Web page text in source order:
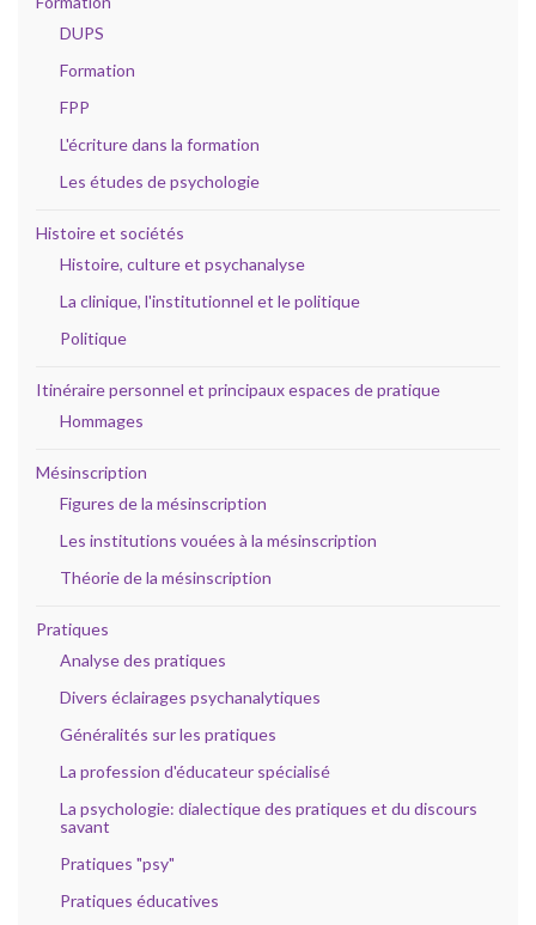
DUPS
Formation
FPP
L'écriture dans la formation
Les études de psychologie
Histoire et sociétés
Histoire, culture et psychanalyse
La clinique, l'institutionnel et le politique
Politique
Itinéraire personnel et principaux espaces de pratique
Hommages
Mésinscription
Figures de la mésinscription
Les institutions vouées à la mésinscription
Théorie de la mésinscription
Pratiques
Analyse des pratiques
Divers éclairages psychanalytiques
Généralités sur les pratiques
La profession d'éducateur spécialisé
La psychologie: dialectique des pratiques et du discours
savant
Pratiques "psy"
Pratiques éducatives